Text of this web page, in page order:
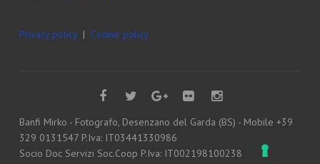
Privacy policy| Cookie policy
Banfi Mirko - Fotografo, Desenzano del Garda (BS) - Mobile +39
329 0131547 P.Iva: IT03441330986
Socio Doc Servizi Soc.Coop P.Iva: IT002198100238